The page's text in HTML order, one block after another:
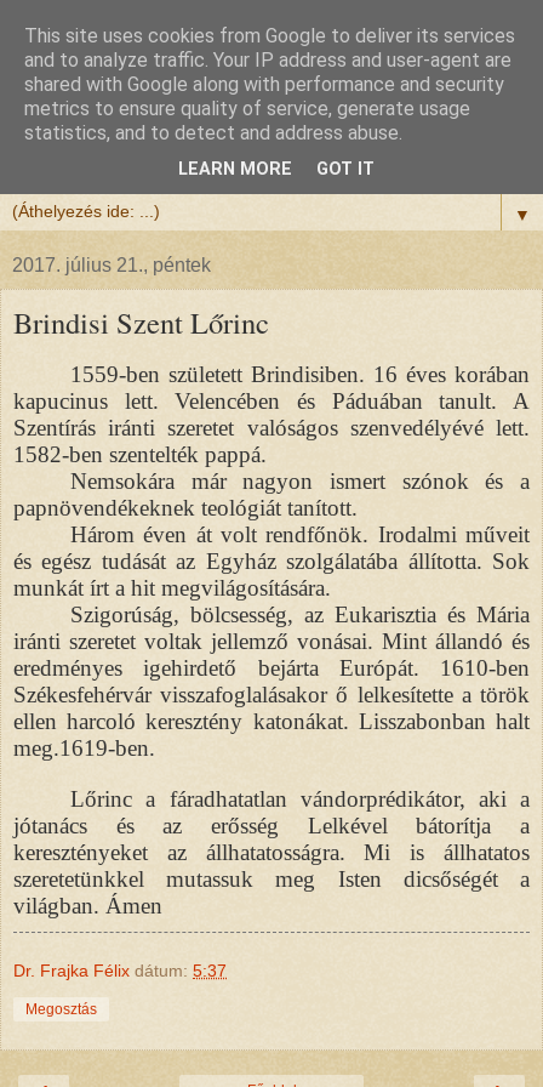
Félix atya
Szeretettel köszöntöm a honlapomra ellátogatót.
▼
2017. július 21., péntek
Brindisi Szent Lőrinc
1559-ben született Brindisiben. 16 éves korában
kapucinus lett. Velencében és Páduában tanult. A
Szentírás iránti szeretet valóságos szenvedélyévé lett.
1582-ben szentelték pappá.
Nemsokára már nagyon ismert szónok és a
papnövendékeknek teológiát tanított.
Három éven át volt rendfőnök. Irodalmi műveit
és egész tudását az Egyház szolgálatába állította. Sok
munkát írt a hit megvilágosítására.
Szigorúság, bölcsesség, az Eukarisztia és Mária
iránti szeretet voltak jellemző vonásai. Mint állandó és
eredményes igehirdető bejárta Európát. 1610-ben
Székesfehérvár visszafoglalásakor ő lelkesítette a török
ellen harcoló keresztény katonákat. Lisszabonban halt
meg.1619-ben.
Lőrinc a fáradhatatlan vándorprédikátor, aki a
jótanács és az erősség Lelkével bátorítja a
keresztényeket az állhatatosságra. Mi is állhatatos
szeretetünkkel mutassuk meg Isten dicsőségét a
világban. Ámen
Dr. Frajka Félix dátum: 5:37
Megosztás
This site uses cookies from Google to deliver its services
and to analyze traffic. Your IP address and user-agent are
shared with Google along with performance and security
metrics to ensure quality of service, generate usage
statistics, and to detect and address abuse.
LEARN MORE GOT IT